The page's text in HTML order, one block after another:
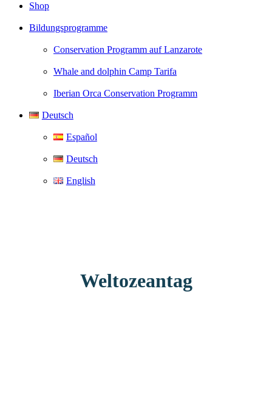
Shop
Bildungsprogramme
Conservation Programm auf Lanzarote
Whale and dolphin Camp Tarifa
Iberian Orca Conservation Programm
Deutsch
Español
Deutsch
English
Weltozeantag